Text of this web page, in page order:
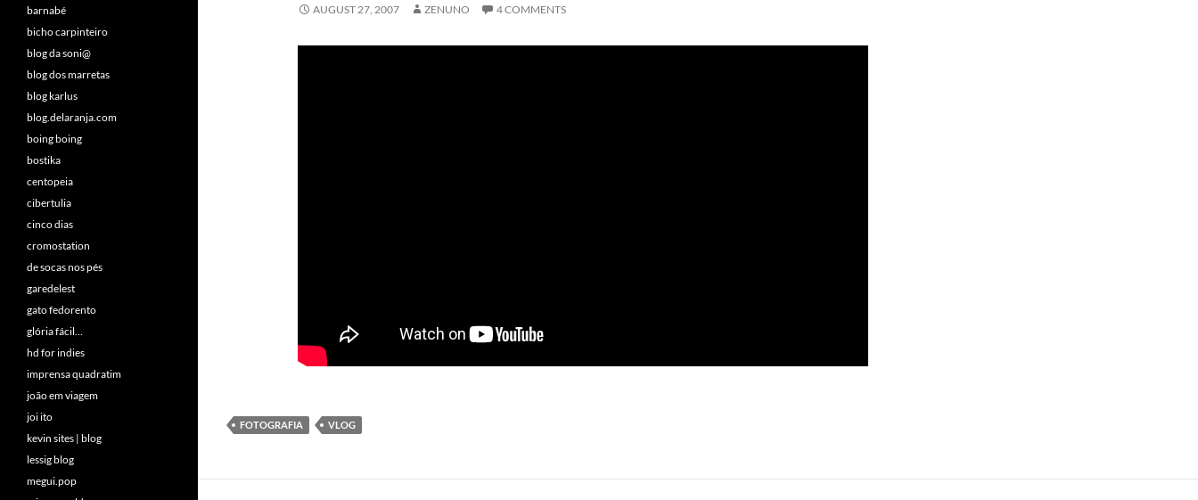
AUGUST 27, 2007 ZENUNO 4 COMMENTS
FOTOGRAFIA VLOG
barnabé
bicho carpinteiro
blog da soni@
blog dos marretas
blog karlus
blog.delaranja.com
boing boing
bostika
centopeia
cibertulia
cinco dias
cromostation
de socas nos pés
garedelest
gato fedorento
glória fácil…
hd for indies
imprensa quadratim
joão em viagem
joi ito
kevin sites | blog
lessig blog
megui.pop